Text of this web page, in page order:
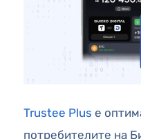
Trustee Plus е
потребителите на